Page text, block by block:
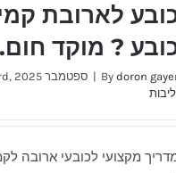
לארובת
? מוקד חום.
Bydoron
| ספטמבר 3rd, 2025
מקצועי לכובעי ארובה